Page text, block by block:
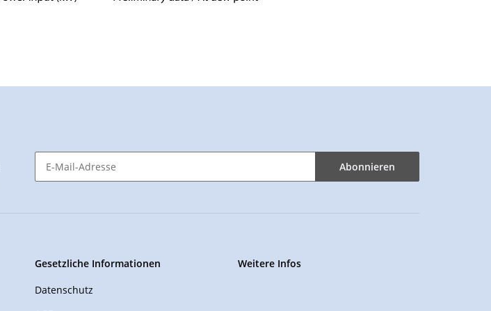
Abonnieren
Gesetzliche Informationen
Datenschutz
Weitere Infos